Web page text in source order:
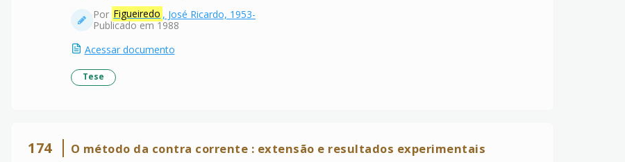
Por Figueiredo , José Ricardo, 1953-
Publicado em 1988
Acessar documento
Tese
174 O método da contra corrente : extensão e resultados experimentais